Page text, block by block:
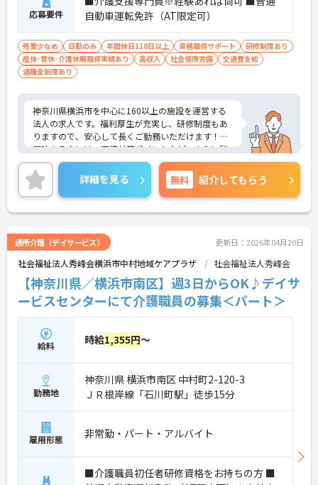
応募要件
自動車運転免許（AT限定可）
残業少なめ 日勤のみ 年間休日110日以上 資格取得サポート
研修制度あり
産休･育休･介護休暇取得実績あり
高収入 社会保険完備
交通費支給
退職金制度あり
神奈川県横浜市を中心に160以上の施設を運営する
法人の求人です。福利厚生が充実し、研修制度もあ
りますので、安心して長くご勤務いただけます！ご
興味ある方には、面接対策ポイントなど、さらに詳
細をお話しいたしますのでお気軽にご相談くださ
い！
詳細を見る 無料 紹介してもらう
通所介護（デイサービス） 更新日：2026年04月20日
社会福祉法人秀峰会横浜市中村地域ケアプラザ 社会福祉法人秀峰会
【神奈川県／横浜市南区】週3日からOK♪デイサ
ービスセンターにて介護職員の募集＜パート＞
給料 時給1,355円～
勤務地
神奈川県 横浜市南区 中村町2-120-3
ＪＲ根岸線「石川町駅」徒歩15分
雇用形態 非常勤・パート・アルバイト
■介護職員初任者研修資格をお持ちの方 ■